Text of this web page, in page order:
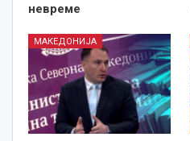
невреме
МАКЕДОНИЈА